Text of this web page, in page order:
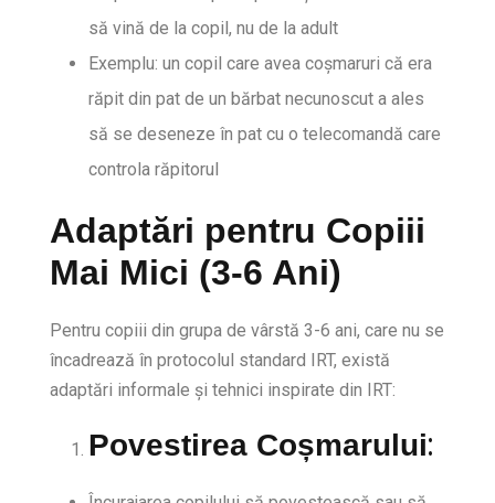
să vină de la copil, nu de la adult
Exemplu: un copil care avea coșmaruri că era
răpit din pat de un bărbat necunoscut a ales
să se deseneze în pat cu o telecomandă care
controla răpitorul
Adaptări pentru Copiii
Mai Mici (3-6 Ani)
Pentru copiii din grupa de vârstă 3-6 ani, care nu se
încadrează în protocolul standard IRT, există
adaptări informale și tehnici inspirate din IRT:
Povestirea Coșmarului: